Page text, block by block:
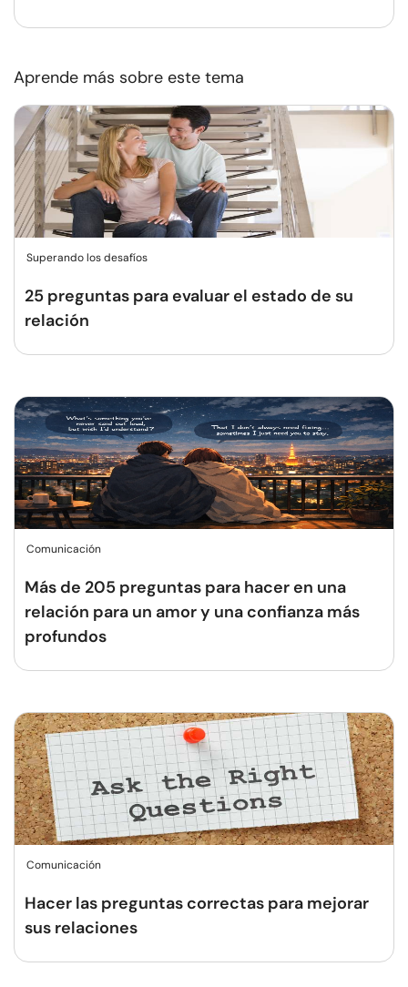
Aprende más sobre este tema
Superando los desafíos
25 preguntas para evaluar el estado de su
relación
Comunicación
Más de 205 preguntas para hacer en una
relación para un amor y una confianza más
profundos
Comunicación
Hacer las preguntas correctas para mejorar
sus relaciones